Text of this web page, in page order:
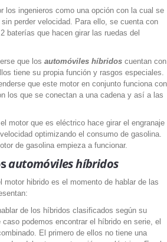
los ingenieros como una opción con la cual se
perder velocidad. Para ello, se cuenta con
baterías que hacen girar las ruedas del
que los automóviles híbridos cuentan con
tiene su propia función y rasgos especiales.
que este motor en conjunto funciona con
los que se conectan a una cadena y así a las
motor que es eléctrico hace girar el engranaje
optimizando el consumo de gasolina.
de gasolina empieza a funcionar.
automóviles híbridos
motor hibrido es el momento de hablar de las
de los híbridos clasificados según su
podemos encontrar el híbrido en serie, el
El primero de ellos no tiene una